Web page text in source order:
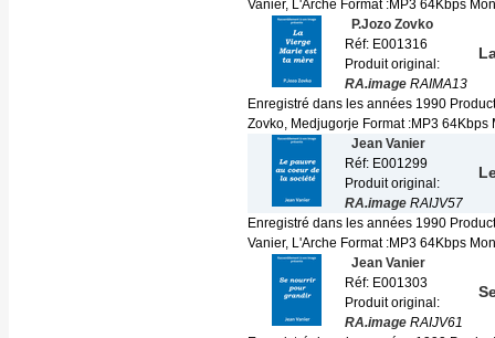
Vanier, L'Arche Format :MP3 64Kbps
P.Jozo Zovko
Réf: E001316
Produit original:
RA.image RAIMA13
Enregistré dans les années 1990
Zovko, Medjugorje Format :MP3 64Kbps
Jean Vanier
Réf: E001299
Produit original:
RA.image RAIJV57
Enregistré dans les années 1990
Vanier, L'Arche Format :MP3 64Kbps
Jean Vanier
Réf: E001303
Produit original:
RA.image RAIJV61